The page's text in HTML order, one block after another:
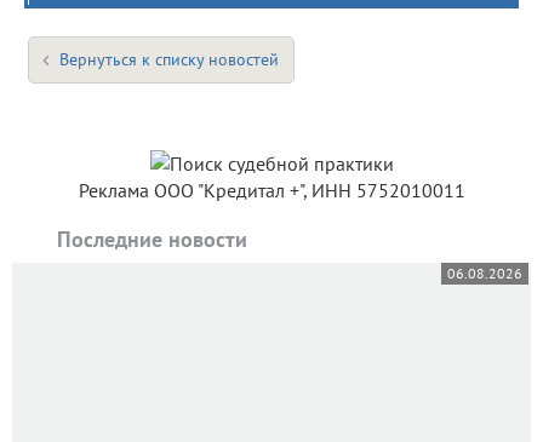
Вернуться к списку новостей
Реклама ООО "Кредитал +", ИНН 5752010011
Последние новости
06.08.2026